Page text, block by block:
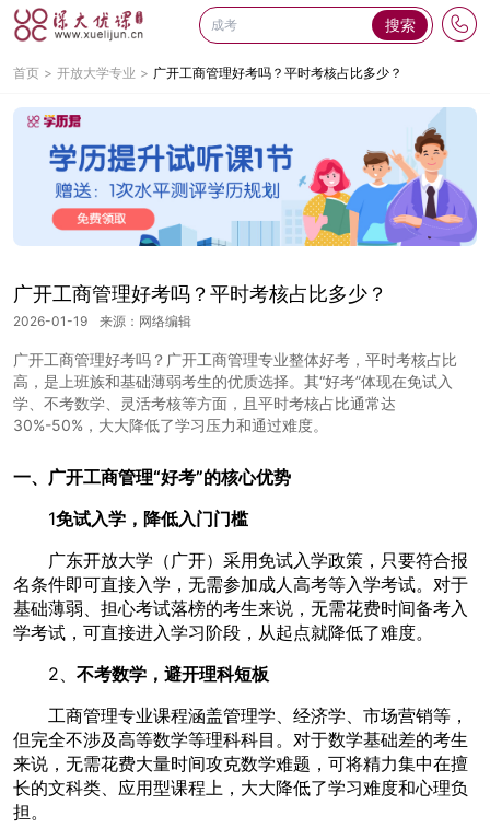
搜索
首页 开放大学专业 广开工商管理好考吗？平时考核占比多少？
广开工商管理好考吗？平时考核占比多少？
2026-01-19 来源：网络编辑
广开工商管理好考吗？广开工商管理专业整体好考，平时考核占比
高，是上班族和基础薄弱考生的优质选择。其“好考”体现在免试入
学、不考数学、灵活考核等方面，且平时考核占比通常达
30%-50%，大大降低了学习压力和通过难度。
一、广开工商管理“好考”的核心优势
1免试入学，降低入门门槛
广东开放大学（广开）采用免试入学政策，只要符合报
名条件即可直接入学，无需参加成人高考等入学考试。对于
基础薄弱、担心考试落榜的考生来说，无需花费时间备考入
学考试，可直接进入学习阶段，从起点就降低了难度。
2、 不考数学，避开理科短板
工商管理专业课程涵盖管理学、经济学、市场营销等，
但完全不涉及高等数学等理科科目。对于数学基础差的考生
来说，无需花费大量时间攻克数学难题，可将精力集中在擅
长的文科类、应用型课程上，大大降低了学习难度和心理负
担。